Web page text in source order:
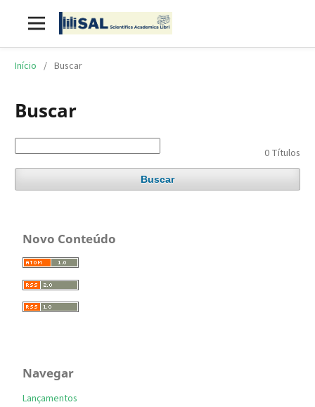
Início / Buscar
Buscar
0 Títulos
Buscar
Novo Conteúdo
Navegar
Lançamentos